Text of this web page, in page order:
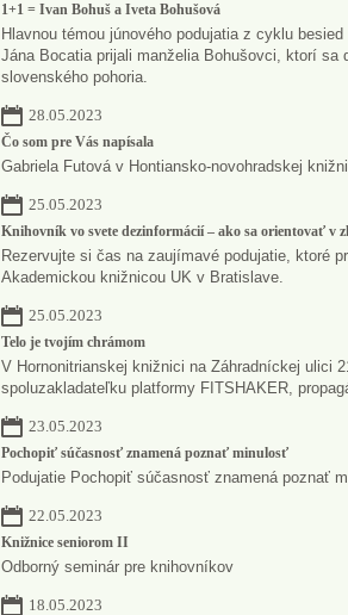
1+1 = Ivan Bohuš a Iveta Bohušová
Hlavnou témou júnového podujatia z cyklu
Jána Bocatia prijali manželia Bohušovci, ktorí sa
slovenského pohoria.
28.05.2023
Čo som pre Vás napísala
Gabriela Futová v Hontiansko-novohradskej
25.05.2023
Knihovník vo svete dezinformácií – ako sa orientovať v
Rezervujte si čas na zaujímavé podujatie, ktoré
Akademickou knižnicou UK v Bratislave.
25.05.2023
Telo je tvojím chrámom
V Hornonitrianskej knižnici na Záhradníckej ulici
spoluzakladateľku platformy FITSHAKER,
23.05.2023
Pochopiť súčasnosť znamená poznať minulosť
Podujatie Pochopiť súčasnosť znamená poznať
22.05.2023
Knižnice seniorom II
Odborný seminár pre knihovníkov
18.05.2023